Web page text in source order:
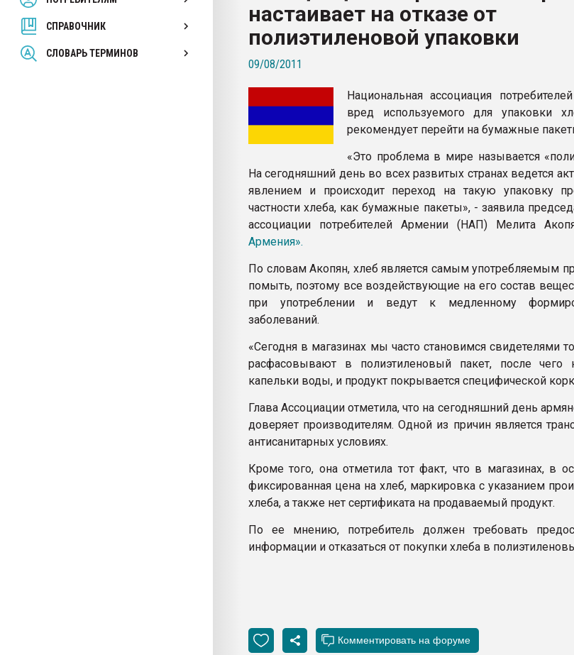
СПРАВОЧНИК
СЛОВАРЬ ТЕРМИНОВ
покупка, обменнастаивает на отказе от
полиэтиленовой упаковки
09/08/2011
Национальная ассоциация
вред используемого для упаковки
рекомендует перейти на бумажные
«Это проблема в мире называется
На сегодняшний день во всех развитых странах ведется
явлением и происходит переход на такую упаковку
частности хлеба, как бумажные пакеты», - заявила
ассоциации потребителей Армении (НАП) Мелита
Армения».
По словам Акопян, хлеб является самым употребляемым
помыть, поэтому все воздействующие на его состав
при употреблении и ведут к медленному
заболеваний.
«Сегодня в магазинах мы часто становимся свидетелями
расфасовывают в полиэтиленовый пакет, после чего
капельки воды, и продукт покрывается специфической
Глава Ассоциации отметила, что на сегодняшний день
доверяет производителям. Одной из причин является
антисанитарных условиях.
Кроме того, она отметила тот факт, что в магазинах, в
фиксированная цена на хлеб, маркировка с указанием
хлеба, а также нет сертификата на продаваемый продукт.
По ее мнению, потребитель должен требовать
информации и отказаться от покупки хлеба в